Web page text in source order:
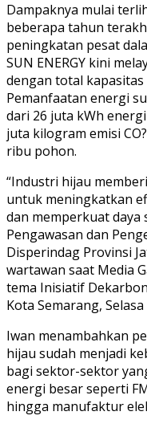
Dampaknya mulai
beberapa tahun
peningkatan pesat
SUN ENERGY kini
dengan total kapasitas
Pemanfaatan energi
dari 26 juta kWh
juta kilogram emisi
ribu pohon.
“Industri hijau
untuk meningkatkan
dan memperkuat daya
Pengawasan dan
Disperindag Provinsi
wartawan saat Media
tema Inisiatif
Kota Semarang, Selasa
Iwan menambahkan
hijau sudah menjadi
bagi sektor-sektor
energi besar seperti
hingga manufaktur